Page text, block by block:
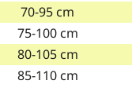
70-95 cm
75-100 cm
80-105 cm
85-110 cm